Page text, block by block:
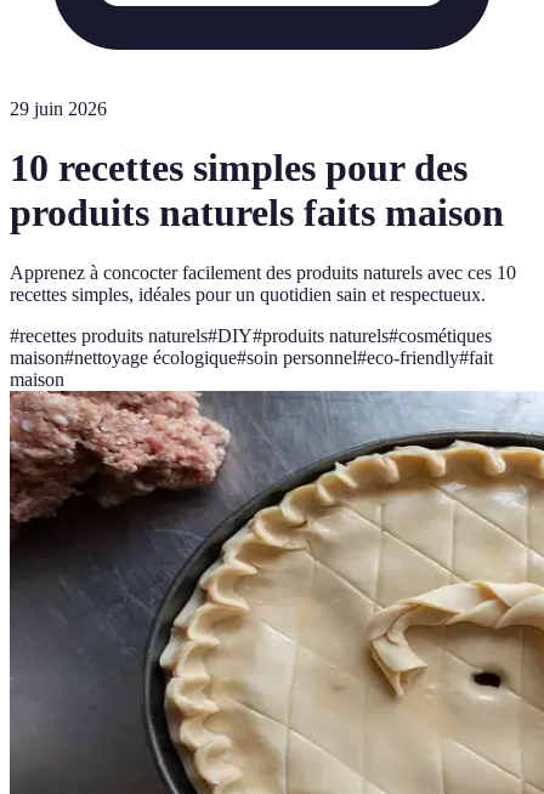
29 juin 2026
10 recettes simples pour des
produits naturels faits maison
Apprenez à concocter facilement des produits naturels avec ces 10
recettes simples, idéales pour un quotidien sain et respectueux.
#recettes produits naturels#DIY#produits naturels#cosmétiques
maison#nettoyage écologique#soin personnel#eco-friendly#fait
maison